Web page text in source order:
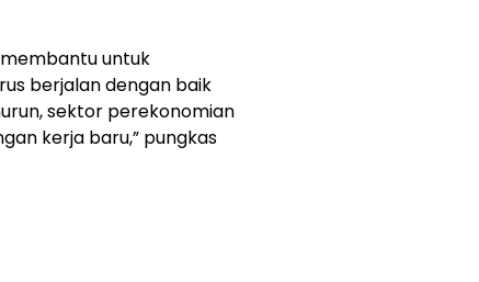
untuk
berjalan dengan baik
sektor perekonomian
kerja baru,” pungkas